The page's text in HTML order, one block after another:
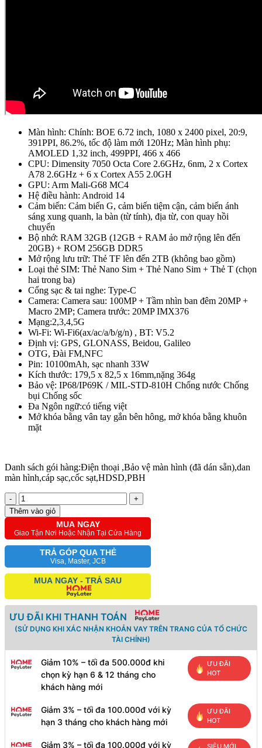
Màn hình: Chính: BOE 6.72 inch, 1080 x 2400 pixel, 20:9,
391PPI, 86.2%, tốc độ làm mới 120Hz; Màn hình phụ:
AMOLED 1,32 inch, 499PPI, 466 x 466
CPU: Dimensity 7050 Octa Core 2.6GHz, 6nm, 2 x Cortex
A78 2.6GHz + 6 x Cortex A55 2.0GH
GPU: Arm Mali-G68 MC4
Hệ điều hành: Android 14
Cảm biến: Cảm biến G, cảm biến tiệm cận, cảm biến ánh
sáng xung quanh, la bàn (từ tính), địa từ, con quay hồi
chuyển
Bộ nhớ: RAM 32GB (12GB + RAM ảo mở rộng lên đến
20GB) + ROM 256GB DDR5
Mở rộng lưu trữ: Thẻ TF lên đến 2TB (không bao gồm)
Loại thẻ SIM: Thẻ Nano Sim + Thẻ Nano Sim + Thẻ T (chọn
hai trong ba)
Cổng sạc & tai nghe: Type-C
Camera: Camera sau: 100MP + Tầm nhìn ban đêm 20MP +
Macro 2MP; Camera trước: 20MP IMX376
Mạng:2,3,4,5G
Wi-Fi: Wi-Fi6(ax/ac/a/b/g/n) , BT: V5.2
Định vị: GPS, GLONASS, Beidou, Galileo
OTG, Đài FM,NFC
Pin: 10100mAh, sạc nhanh 33W
Kích thước: 179,5 x 82,5 x 16mm,nặng 364g
Bảo vệ: IP68/IP69K / MIL-STD-810H Chống nước Chống
bụi Chống sốc
Đa Ngôn ngữ:có tiếng việt
Mở khóa bằng vân tay gắn bên hông, mở khóa bằng khuôn
mặt
Danh sách gói hàng:Điện thoại ,Bảo vệ màn hình (đã dán sẵn),dan
màn hình,cáp sạc,cốc sạt,HDSD,PBH
-
+
Thêm vào giỏ
MUA NGAY
Giao Tận Nơi Hoặc Nhận Tại Cửa Hàng
TRẢ GÓP QUA THẺ
Visa, Master, JCB
MUA NGAY - TRẢ SAU
ƯU ĐÃI KHI THANH TOÁN
(SỬ DỤNG KHI XÁC NHẬN KHOẢN VAY TRÊN TRANG CỦA TỔ CHỨC
TÀI CHÍNH)
Giảm 10% – tối đa 500.000đ khi
chọn kỳ hạn 6 & 12 tháng cho
khách hàng mới
ƯU ĐÃI
HOT
Giảm 3% – tối đa 100.000đ với kỳ
hạn 3 tháng cho khách hàng mới
ƯU ĐÃI
HOT
Giảm 3% – tối đa 100.000đ với kỳ